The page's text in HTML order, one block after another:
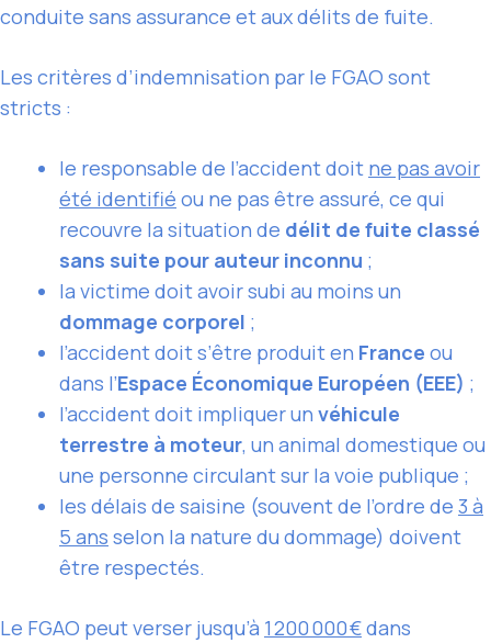
conduite sans assurance et aux délits de fuite.
Les critères d’indemnisation par le FGAO sont
stricts :
le responsable de l’accident doit ne pas avoir
été identifié ou ne pas être assuré, ce qui
recouvre la situation de délit de fuite classé
sans suite pour auteur inconnu ;
la victime doit avoir subi au moins un
dommage corporel ;
l’accident doit s’être produit en France ou
dans l’Espace Économique Européen (EEE) ;
l’accident doit impliquer un véhicule
terrestre à moteur, un animal domestique ou
une personne circulant sur la voie publique ;
les délais de saisine (souvent de l’ordre de 3 à
5 ans selon la nature du dommage) doivent
être respectés.
Le FGAO peut verser jusqu’à 1 200 000 €dans